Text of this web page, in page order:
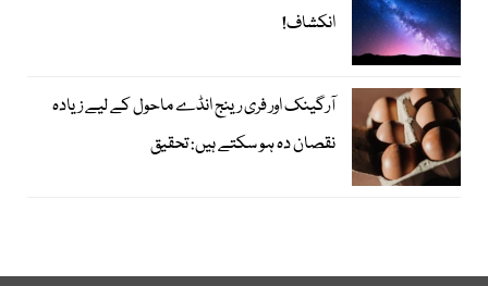
انکشاف!
آرگینک اور فری رینج انڈے ماحول کے لیے زیادہ
نقصان دہ ہو سکتے ہیں: تحقیق